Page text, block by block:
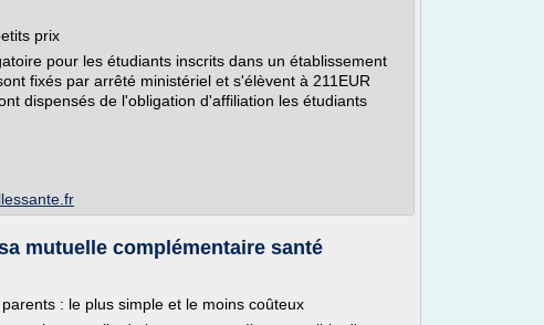
prix
pour les étudiants inscrits dans un établissement
fixés par arrêté ministériel et s'élèvent à 211EUR
dispensés de l'obligation d'affiliation les étudiants
mutuelle complémentaire santé
: le plus simple et le moins coûteux